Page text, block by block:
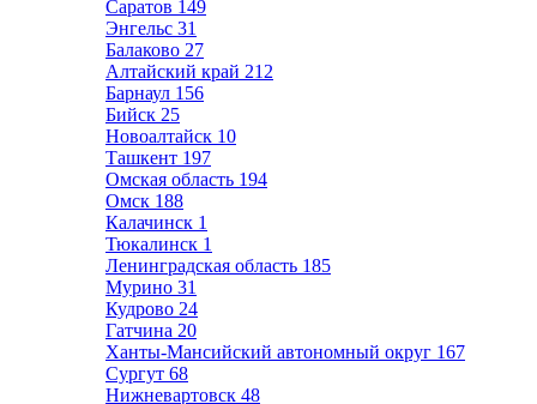
Саратов 149
Энгельс 31
Балаково 27
Алтайский край 212
Барнаул 156
Бийск 25
Новоалтайск 10
Ташкент 197
Омская область 194
Омск 188
Калачинск 1
Тюкалинск 1
Ленинградская область 185
Мурино 31
Кудрово 24
Гатчина 20
Ханты-Мансийский автономный округ 167
Сургут 68
Нижневартовск 48